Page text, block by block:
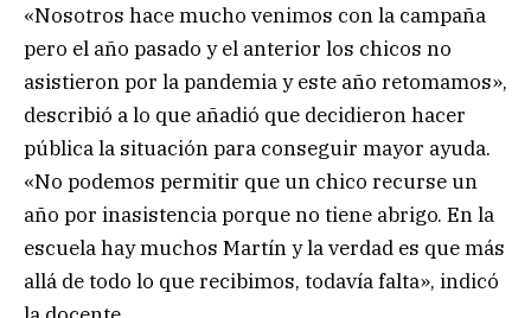
«Nosotros hace mucho venimos con la campaña
pero el año pasado y el anterior los chicos no
asistieron por la pandemia y este año retomamos»,
describió a lo que añadió que decidieron hacer
pública la situación para conseguir mayor ayuda.
«No podemos permitir que un chico recurse un
año por inasistencia porque no tiene abrigo. En la
escuela hay muchos Martín y la verdad es que más
allá de todo lo que recibimos, todavía falta», indicó